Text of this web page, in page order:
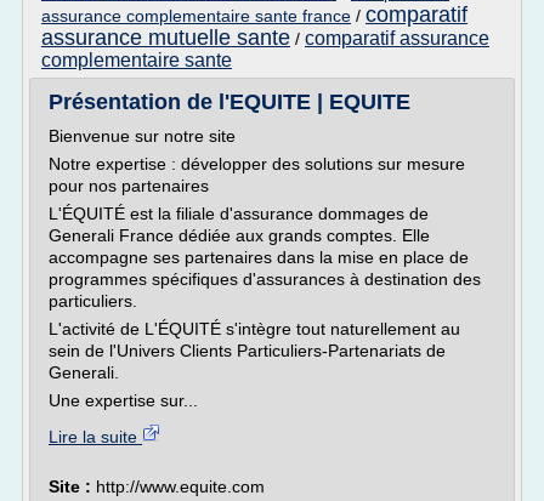
assurance complementaire sante france / comparatif
assurance mutuelle sante / comparatif assurance
complementaire sante
Présentation de l'EQUITE | EQUITE
Bienvenue sur notre site
Notre expertise : développer des solutions sur mesure
pour nos partenaires
L'ÉQUITÉ est la filiale d'assurance dommages de
Generali France dédiée aux grands comptes. Elle
accompagne ses partenaires dans la mise en place de
programmes spécifiques d'assurances à destination des
particuliers.
L'activité de L'ÉQUITÉ s'intègre tout naturellement au
sein de l'Univers Clients Particuliers-Partenariats de
Generali.
Une expertise sur...
Lire la suite
Site : http://www.equite.com